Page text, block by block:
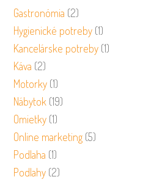
Gastronómia (2)
Hygienické potreby (1)
Kancelárske potreby (1)
Káva (2)
Motorky (1)
Nábytok (19)
Omietky (1)
Online marketing (5)
Podlaha (1)
Podlahy (2)